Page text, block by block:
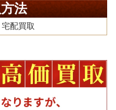
法
宅配買取